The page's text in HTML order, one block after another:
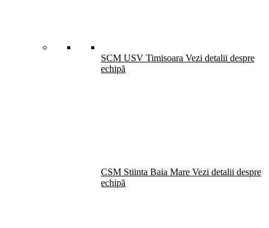
SCM USV Timisoara Vezi detalii despre
echipă
CSM Stiinta Baia Mare Vezi detalii despre
echipă